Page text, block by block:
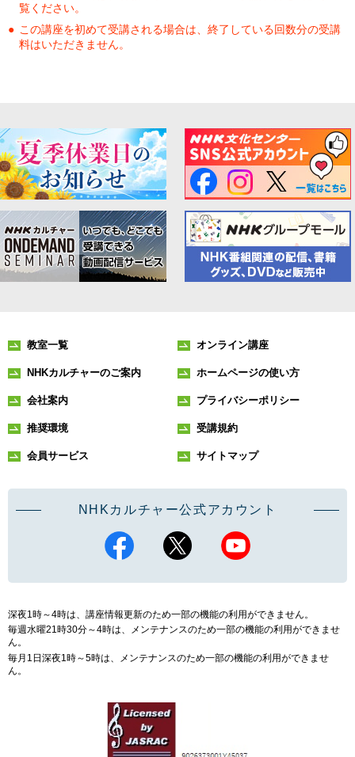
覧ください。
この講座を初めて受講される場合は、終了している回数分の受講
料はいただきません。
教室一覧 オンライン講座
NHKカルチャーのご案内 ホームページの使い方
会社案内 プライバシーポリシー
推奨環境 受講規約
会員サービス サイトマップ
NHKカルチャー公式アカウント
深夜1時～4時は、講座情報更新のため一部の機能の利用ができません。
毎週水曜21時30分～4時は、メンテナンスのため一部の機能の利用ができませ
ん。
毎月1日深夜1時～5時は、メンテナンスのため一部の機能の利用ができませ
ん。